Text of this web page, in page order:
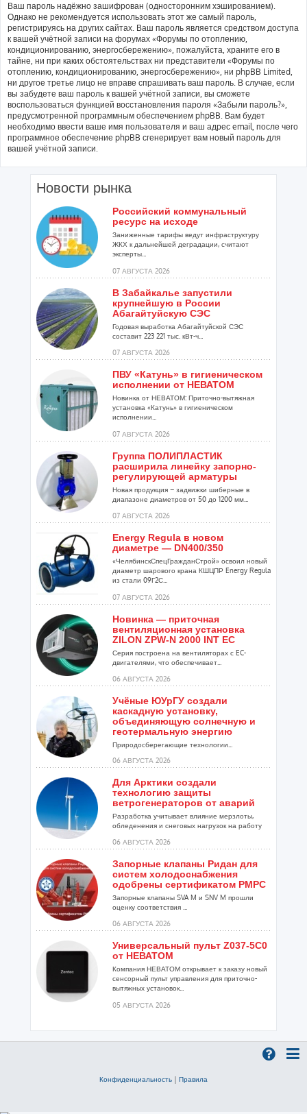
Ваш пароль надёжно зашифрован (односторонним хэшированием).
Однако не рекомендуется использовать этот же самый пароль,
регистрируясь на других сайтах. Ваш пароль является средством доступа
к вашей учётной записи на форумах «Форумы по отоплению,
кондиционированию, энергосбережению», пожалуйста, храните его в
тайне, ни при каких обстоятельствах ни представители «Форумы по
отоплению, кондиционированию, энергосбережению», ни phpBB Limited,
ни другое третье лицо не вправе спрашивать ваш пароль. В случае, если
вы забудете ваш пароль к вашей учётной записи, вы сможете
воспользоваться функцией восстановления пароля «Забыли пароль?»,
предусмотренной программным обеспечением phpBB. Вам будет
необходимо ввести ваше имя пользователя и ваш адрес email, после чего
программное обеспечение phpBB сгенерирует вам новый пароль для
вашей учётной записи.
Новости рынка
Российский коммунальный
ресурс на исходе
Заниженные тарифы ведут инфраструктуру
ЖКХ к дальнейшей деградации, считают
эксперты...
07 АВГУСТА 2026
В Забайкалье запустили
крупнейшую в России
Абагайтуйскую СЭС
Годовая выработка Абагайтуйской СЭС
составит 223 221 тыс. кВт-ч...
07 АВГУСТА 2026
ПВУ «Катунь» в гигиеническом
исполнении от НЕВАТОМ
Новинка от НЕВАТОМ: Приточно-вытяжная
установка «Катунь» в гигиеническом
исполнении...
07 АВГУСТА 2026
Группа ПОЛИПЛАСТИК
расширила линейку запорно-
регулирующей арматуры
Новая продукция – задвижки шиберные в
диапазоне диаметров от 50 до 1200 мм...
07 АВГУСТА 2026
Energy Regula в новом
диаметре — DN400/350
«ЧелябинскСпецГражданСтрой» освоил новый
диаметр шарового крана КШЦПР Energy Regula
из стали 09Г2С...
07 АВГУСТА 2026
Новинка — приточная
вентиляционная установка
ZILON ZPW-N 2000 INT EC
Серия построена на вентиляторах с EC-
двигателями, что обеспечивает...
06 АВГУСТА 2026
Учёные ЮУрГУ создали
каскадную установку,
объединяющую солнечную и
геотермальную энергию
Природосберегающие технологии...
06 АВГУСТА 2026
Для Арктики создали
технологию защиты
ветрогенераторов от аварий
Разработка учитывает влияние мерзлоты,
обледенения и снеговых нагрузок на работу
06 АВГУСТА 2026
Запорные клапаны Ридан для
систем холодоснабжения
одобрены сертификатом РМРС
Запорные клапаны SVA M и SNV M прошли
оценку соответствия ...
06 АВГУСТА 2026
Универсальный пульт Z037-5C0
от НЕВАТОМ
Компания НЕВАТОМ открывает к заказу новый
сенсорный пульт управления для приточно-
вытяжных установок...
05 АВГУСТА 2026
расширения ...
Конфиденциальность | Правила